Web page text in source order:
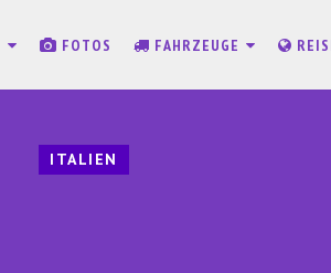
FOTOS FAHRZEUGE
ITALIEN